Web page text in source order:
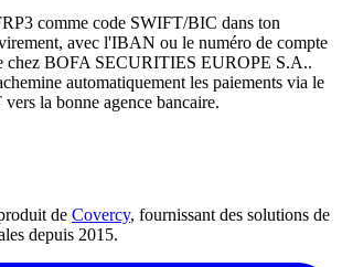
comme code SWIFT/BIC dans ton
avec l'IBAN ou le numéro de compte
chez BOFA SECURITIES EUROPE S.A..
automatiquement les paiements via le
la bonne agence bancaire.
de Covercy, fournissant des solutions de
depuis 2015.